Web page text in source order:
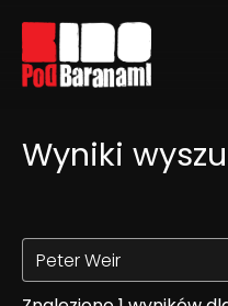
Linki ułatwień
Wyniki